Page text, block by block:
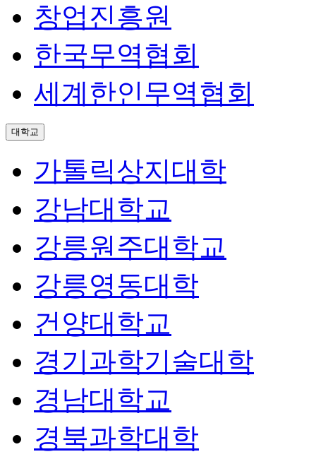
창업진흥원
한국무역협회
세계한인무역협회
대학교
가톨릭상지대학
강남대학교
강릉원주대학교
강릉영동대학
건양대학교
경기과학기술대학
경남대학교
경북과학대학